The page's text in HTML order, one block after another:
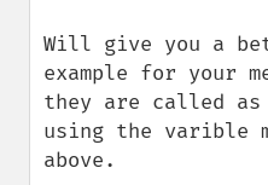
Will give you a
example for your
they are called
using the varible
above.